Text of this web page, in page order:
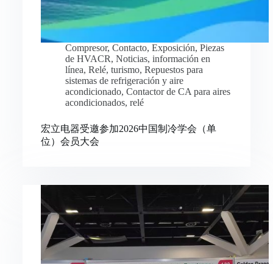
Compresor, Contacto, Exposición, Piezas
de HVACR, Noticias, información en
línea, Relé, turismo, Repuestos para
sistemas de refrigeración y aire
acondicionado, Contactor de CA para aires
acondicionados, relé
宏立电器受邀参加2026中国制冷学会（单
位）会员大会